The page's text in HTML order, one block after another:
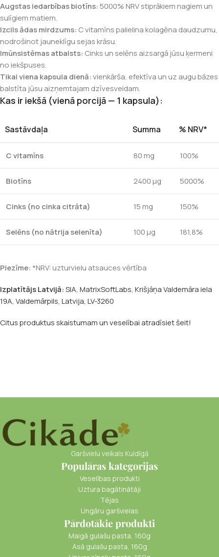
Augstas iedarbības biotīns:5000% NRV stiprākiem nagiem un
sulīgiem matiem.
Izcils ādas mirdzums: C vitamīns palielina kolagēna daudzumu,
nodrošinot jauneklīgu sejas krāsu.
Imūnsistēmas atbalsts: Cinks un selēns aizsargā jūsu ķermeni
no iekšpuses.
Tikai viena kapsula dienā:vienkārša, efektīva un uz augu bāzes
balstīta jūsu aizņemtajam dzīvesveidam.
Kas ir iekšā (vienā porcijā — 1 kapsula):
Sastāvdaļa Summa % NRV*
C vitamīns 80 mg 100%
Biotīns 2400 μg 5000%
Cinks (no cinka citrāta) 15 mg 150%
Selēns (no nātrija selenīta) 100 μg 181,8%
Piezīme: *NRV: uzturvielu atsauces vērtība
Izplatītājs Latvijā:SIA, MatrixSoftLabs, Krišjāņa Valdemāra iela
19A, Valdemārpils, Latvija, LV-3260
Citus produktus skaistumam un veselībai atradīsiet šeit!
Garšvielu veikals Kuldīgā
Populāras kategorijas
Veselības produkti
Uztura bagātinātāji
Tējas
Ungāru garšvielas
Pārdotākie produkti
Maigā gulašu pasta, 160g
Asā gulašu pasta, 160g